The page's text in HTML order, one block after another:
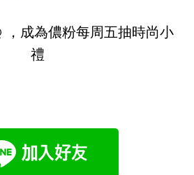
，成為儂粉每周五抽時尚小
禮